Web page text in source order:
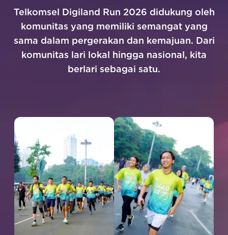
Telkomsel Digiland Run 2026 didukung oleh
komunitas yang memiliki semangat yang
sama dalam pergerakan dan kemajuan. Dari
komunitas lari lokal hingga nasional, kita
berlari sebagai satu.